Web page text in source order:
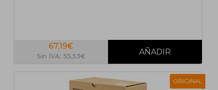
67,19€
Sin IVA: 55,53€
ORIGINAL